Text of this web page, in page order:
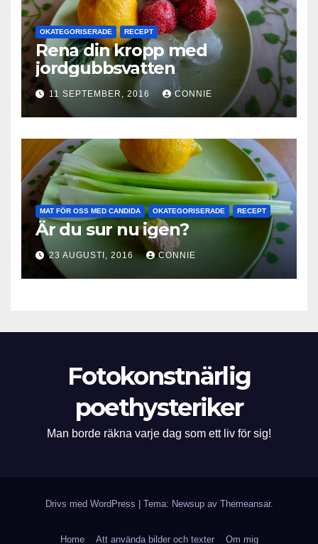
OKATEGORISERADE RECEPT
Rena din kropp med
jordgubbsvatten
11 SEPTEMBER, 2016 CONNIE
MAT FÖR OSS MED CANDIDA OKATEGORISERADE RECEPT
Är du sur nu igen?
23 AUGUSTI, 2016 CONNIE
Fotokonstnärlig
poethysteriker
Man borde räkna varje dag som ett liv för sig!
Drivs med WordPress Tema: Newsup av Themeansar.
Home Att använda bilder och texter Om mig